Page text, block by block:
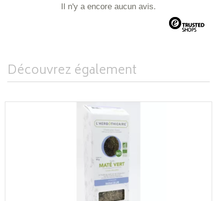
Il n'y a encore aucun avis.
Découvrez également